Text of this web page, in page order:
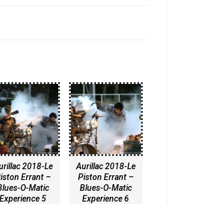
2018-Le
Errant –
O-Matic
Experience 5
Aurillac 2018-Le
Piston Errant –
Blues-O-Matic
Experience 6